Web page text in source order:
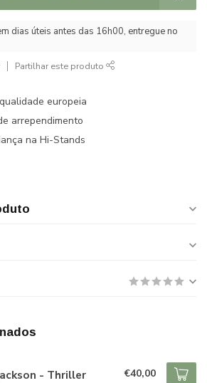
dias úteis antes das 16h00, entregue no
Partilhar este produto
europeia
arrependimento
na Hi-Stands
- Thriller €40,00